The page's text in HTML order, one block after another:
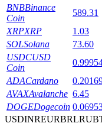
活期質押獲得熱門
BNBBinance
Coin
589.31
XRPXRP 1.03
SOLSolana 73.60
USDCUSD
Coin
ADACardano
AVAXAvalanche 6.45
DOGEDogecoin
USDINREURBRLRUB